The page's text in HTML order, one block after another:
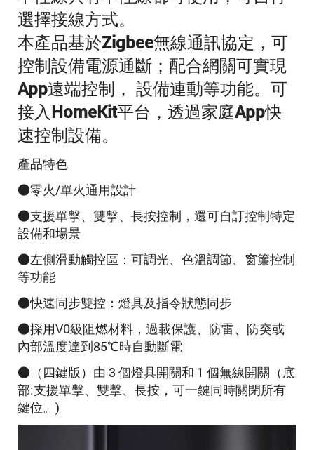
選擇接線方式。
本產品基於Zigbee無線通訊協定，可
控制設備電源通斷；配合網關可實現
App遠端控制， 設備連動等功能。可
接入HomeKit平台，透過家庭App快
速控制設備。
產品特色
●零火/單火通用設計
●支援單擊、雙擊、長按控制，還可自訂控制特定
設備和場景
●左側滑動觸控區：可調光、色溫調節、窗簾控制
等功能
●快速同步雙控：燈具及指令狀態同步
●採用V0級阻燃材料，過載保護、防雷、防突或
內部溫度達到85℃時自動斷電
●（四鍵版）由 3 個燈具開關和 1 個無線開關（底
部:支援單擊、雙擊、長按，可一鍵同時關閉所有
鍵位。)